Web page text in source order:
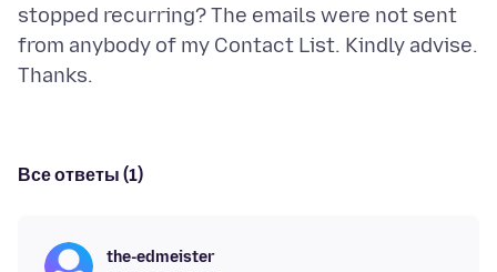
stopped recurring? The emails were not sent
from anybody of my Contact List. Kindly advise.
Все ответы (1)
the-edmeister